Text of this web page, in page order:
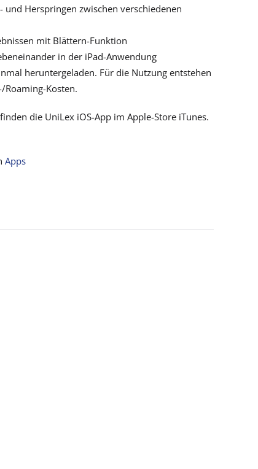
Herspringen zwischen verschiedenen
mit Blättern-Funktion
in der iPad-Anwendung
heruntergeladen. Für die Nutzung entstehen
Roaming-Kosten.
die UniLex iOS-App im Apple-Store iTunes.
Apps